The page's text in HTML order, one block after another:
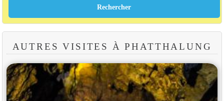
AUTRES VISITES À PHATTHALUNG